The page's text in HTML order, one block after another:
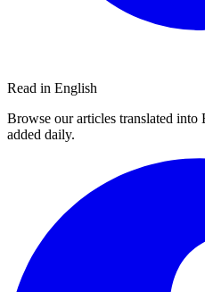
Read in English
Browse our articles translated into
added daily.